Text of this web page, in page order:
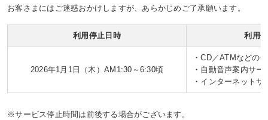
お客さまにはご迷惑おかけしますが、あらかじめご了承願います。
利用停止日時 利用
2026年1月1日（木）AM1:30～6:30頃
・CD／ATMなどの
・自動音声案内サー
・インターネットサ
※サービス停止時間は前後する場合がございます。